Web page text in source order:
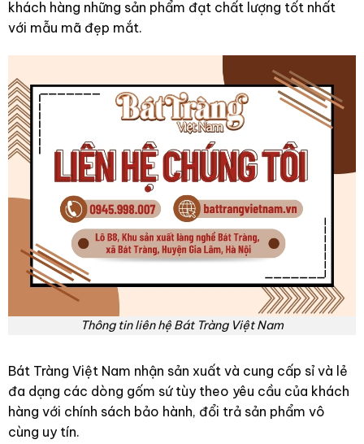
khách hàng những sản phẩm đạt chất lượng tốt nhất
với mẫu mã đẹp mắt.
Thông tin liên hệ Bát Tràng Việt Nam
Bát Tràng Việt Nam nhận sản xuất và cung cấp sỉ và lẻ
đa dạng các dòng gốm sứ tùy theo yêu cầu của khách
hàng với chính sách bảo hành, đổi trả sản phẩm vô
cùng uy tín.